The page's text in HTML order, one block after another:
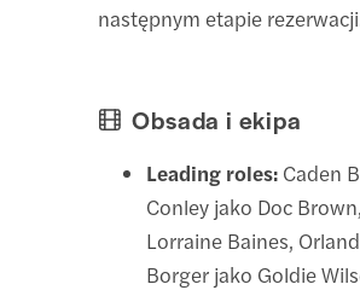
następnym etapie
Obsada i ekipa
Leading roles: Caden
Conley jako Doc
Lorraine Baines,
Borger jako Goldie